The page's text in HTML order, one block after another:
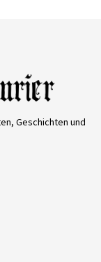
Geschichten und